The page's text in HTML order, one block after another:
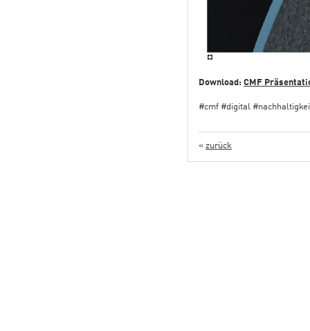
Download: CMF
#cmf #digital
« zurück